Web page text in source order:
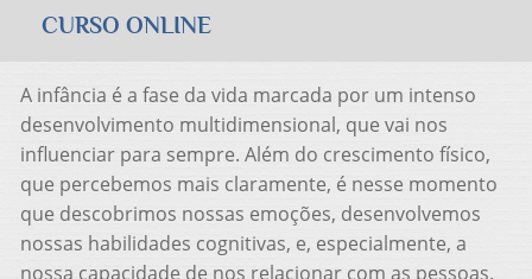
CURSO ONLINE
A infância é a fase da vida marcada por um intenso
desenvolvimento multidimensional, que vai nos
influenciar para sempre. Além do crescimento físico,
que percebemos mais claramente, é nesse momento
que descobrimos nossas emoções, desenvolvemos
nossas habilidades cognitivas, e, especialmente, a
nossa capacidade de nos relacionar com as pessoas.